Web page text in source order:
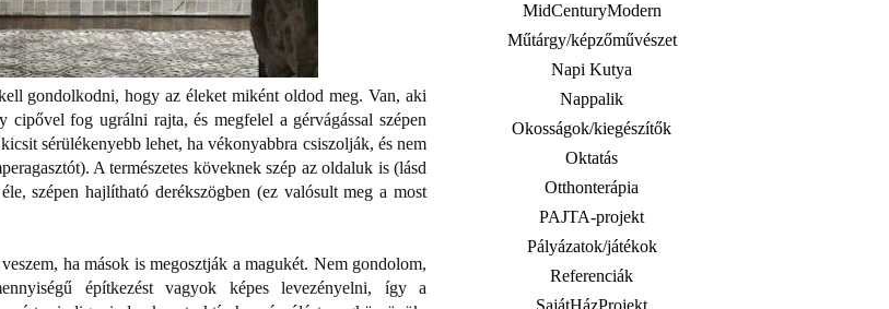
gondolkodni, hogy az éleket miként oldod meg. Van, aki
fog ugrálni rajta, és megfelel a gérvágással szépen
sérülékenyebb lehet, ha vékonyabbra csiszolják, és nem
A természetes köveknek szép az oldaluk is (lásd
szépen hajlítható derékszögben (ez valósult meg a most
ha mások is megosztják a magukét. Nem gondolom,
építkezést vagyok képes levezényelni, így a
MidCenturyModern
Műtárgy/képzőművészet
Napi Kutya
Nappalik
Okosságok/kiegészítők
Oktatás
Otthonterápia
PAJTA-projekt
Pályázatok/játékok
Referenciák